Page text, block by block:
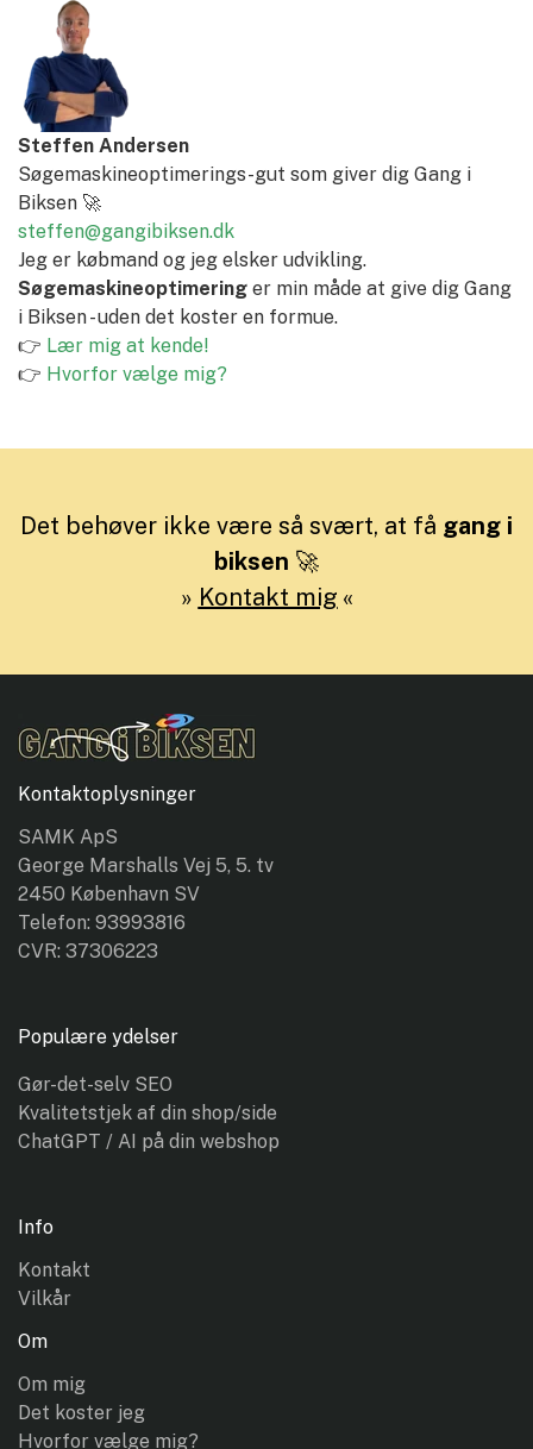
Steffen Andersen
Søgemaskineoptimerings-gut som giver dig Gang i
Biksen 🚀
steffen@gangibiksen.dk
Jeg er købmand og jeg elsker udvikling.
Søgemaskineoptimering er min måde at give dig Gang
i Biksen - uden det koster en formue.
👉 Lær mig at kende!
👉 Hvorfor vælge mig?
Det behøver ikke være så svært, at få gang i
biksen 🚀
» Kontakt mig «
Kontaktoplysninger
SAMK ApS
George Marshalls Vej 5, 5. tv
2450 København SV
Telefon: 93993816
CVR: 37306223
Populære ydelser
Gør-det-selv SEO
Kvalitetstjek af din shop/side
ChatGPT / AI på din webshop
Info
Kontakt
Vilkår
Om
Om mig
Det koster jeg
Hvorfor vælge mig?